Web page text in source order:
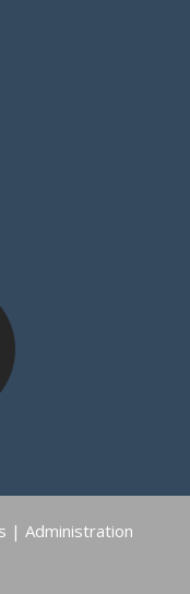
| Administration